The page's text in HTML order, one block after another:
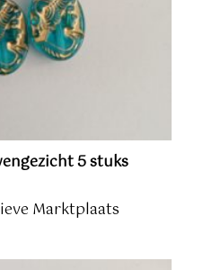
5 stuks
Marktplaats